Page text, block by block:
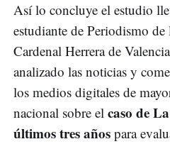
Así lo concluye el estudio
estudiante de Periodismo
Cardenal Herrera de
analizado las noticias y
los medios digitales de
nacional sobre el caso de
últimos tres años para